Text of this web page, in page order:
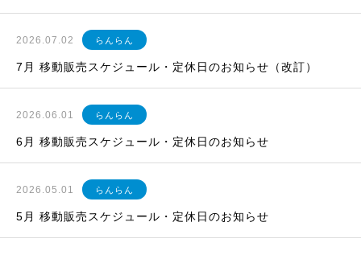
2026.07.02 らんらん
7月 移動販売スケジュール・定休日のお知らせ（改訂）
2026.06.01 らんらん
6月 移動販売スケジュール・定休日のお知らせ
2026.05.01 らんらん
5月 移動販売スケジュール・定休日のお知らせ